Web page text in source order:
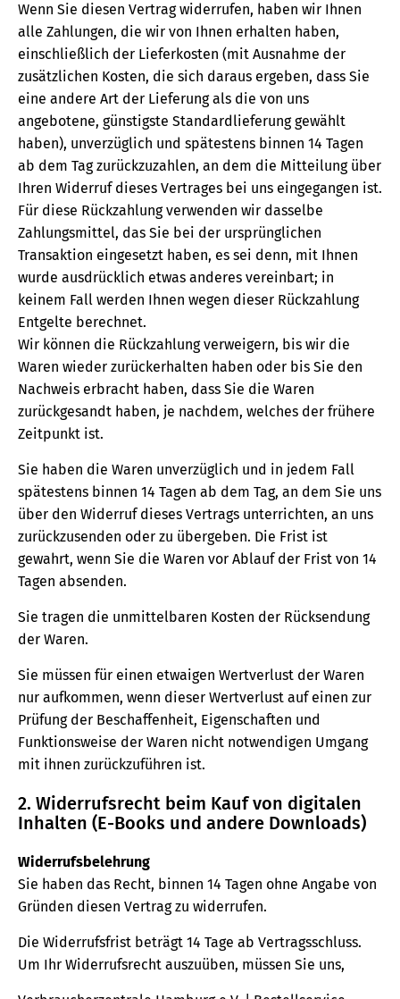
Wenn Sie diesen Vertrag widerrufen, haben wir Ihnen
alle Zahlungen, die wir von Ihnen erhalten haben,
einschließlich der Lieferkosten (mit Ausnahme der
zusätzlichen Kosten, die sich daraus ergeben, dass Sie
eine andere Art der Lieferung als die von uns
angebotene, günstigste Standardlieferung gewählt
haben), unverzüglich und spätestens binnen 14 Tagen
ab dem Tag zurückzuzahlen, an dem die Mitteilung über
Ihren Widerruf dieses Vertrages bei uns eingegangen ist.
Für diese Rückzahlung verwenden wir dasselbe
Zahlungsmittel, das Sie bei der ursprünglichen
Transaktion eingesetzt haben, es sei denn, mit Ihnen
wurde ausdrücklich etwas anderes vereinbart; in
keinem Fall werden Ihnen wegen dieser Rückzahlung
Entgelte berechnet.
Wir können die Rückzahlung verweigern, bis wir die
Waren wieder zurückerhalten haben oder bis Sie den
Nachweis erbracht haben, dass Sie die Waren
zurückgesandt haben, je nachdem, welches der frühere
Zeitpunkt ist.
Sie haben die Waren unverzüglich und in jedem Fall
spätestens binnen 14 Tagen ab dem Tag, an dem Sie uns
über den Widerruf dieses Vertrags unterrichten, an uns
zurückzusenden oder zu übergeben. Die Frist ist
gewahrt, wenn Sie die Waren vor Ablauf der Frist von 14
Tagen absenden.
Sie tragen die unmittelbaren Kosten der Rücksendung
der Waren.
Sie müssen für einen etwaigen Wertverlust der Waren
nur aufkommen, wenn dieser Wertverlust auf einen zur
Prüfung der Beschaffenheit, Eigenschaften und
Funktionsweise der Waren nicht notwendigen Umgang
mit ihnen zurückzuführen ist.
2. Widerrufsrecht beim Kauf von digitalen
Inhalten (E-Books und andere Downloads)
Widerrufsbelehrung
Sie haben das Recht, binnen 14 Tagen ohne Angabe von
Gründen diesen Vertrag zu widerrufen.
Die Widerrufsfrist beträgt 14 Tage ab Vertragsschluss.
Um Ihr Widerrufsrecht auszuüben, müssen Sie uns,